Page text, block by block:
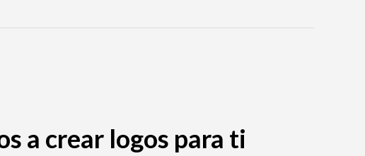
a crear logos para ti